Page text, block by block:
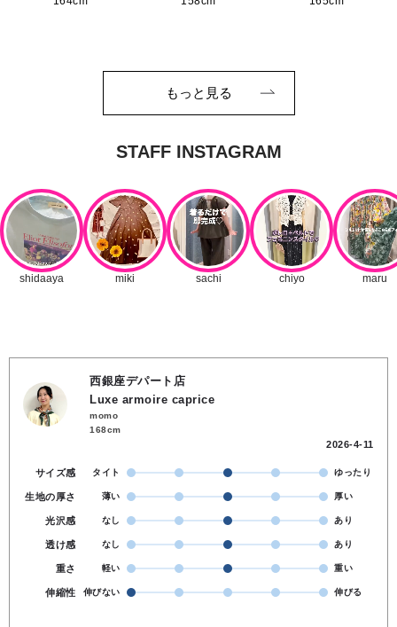
もっと見る
西銀座デパート店
Luxe armoire caprice
momo
168cm
2026-4-11
サイズ感 タイト ゆったり
生地の厚さ 薄い 厚い
光沢感 なし あり
透け感 なし あり
重さ 軽い 重い
伸縮性 伸びない 伸びる